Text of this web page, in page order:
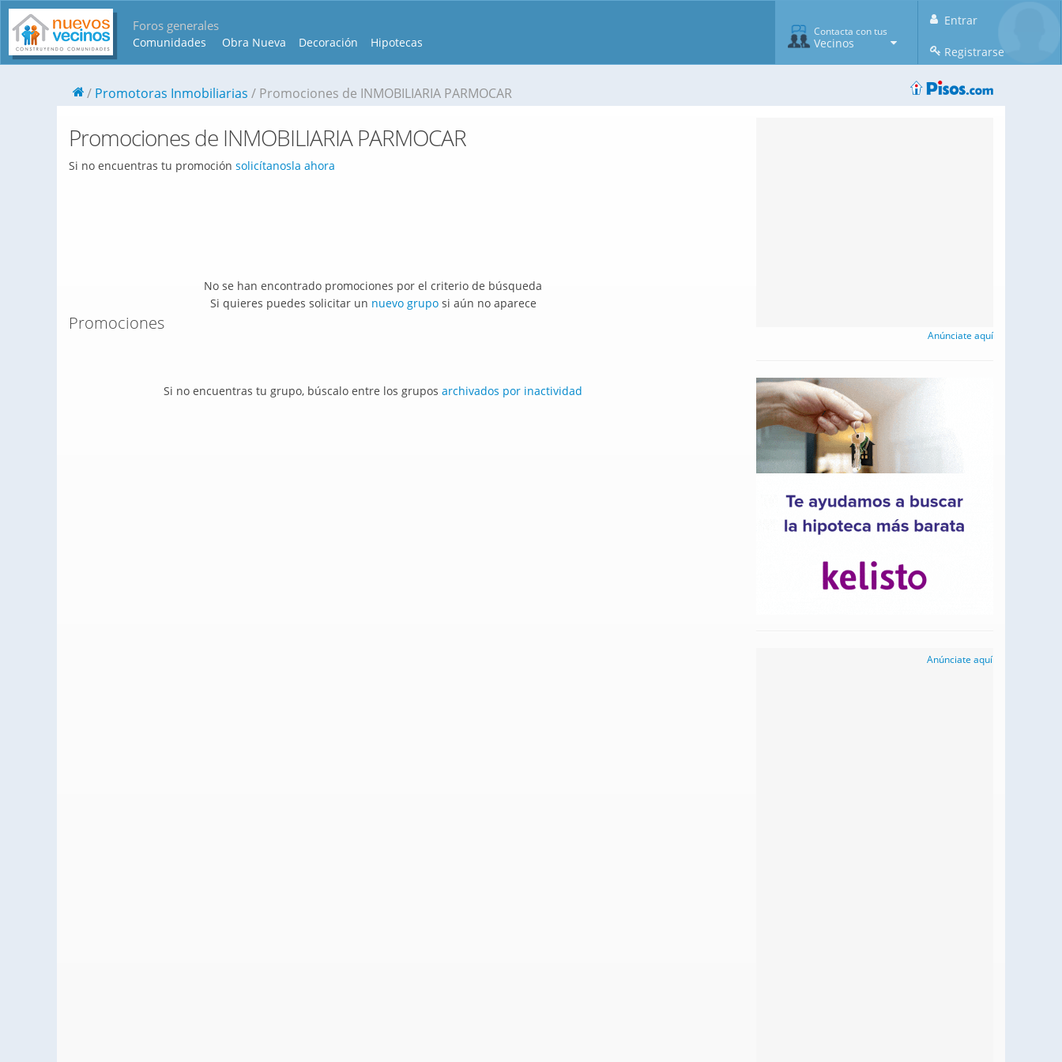
Foros generales
Comunidades Obra Nueva Decoración Hipotecas
Entrar
Registrarse
Contacta con tus
Vecinos
Promotoras Inmobiliarias Promociones de INMOBILIARIA PARMOCAR
Promociones de INMOBILIARIA PARMOCAR
Si no encuentras tu promoción solicítanosla ahora
No se han encontrado promociones por el criterio de búsqueda
Si quieres puedes solicitar un nuevo gruposi aún no aparece
Promociones
Si no encuentras tu grupo, búscalo entre los grupos archivados por inactividad
Anúnciate aquí
Anúnciate aquí